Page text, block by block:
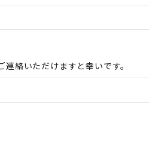
絡いただけますと幸いです。